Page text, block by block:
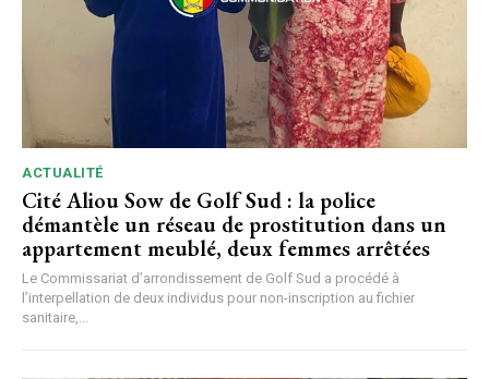
ACTUALITÉ
Cité Aliou Sow de Golf Sud : la police
démantèle un réseau de prostitution dans un
appartement meublé, deux femmes arrêtées
Le Commissariat d’arrondissement de Golf Sud a procédé à
l’interpellation de deux individus pour non-inscription au fichier
sanitaire,...